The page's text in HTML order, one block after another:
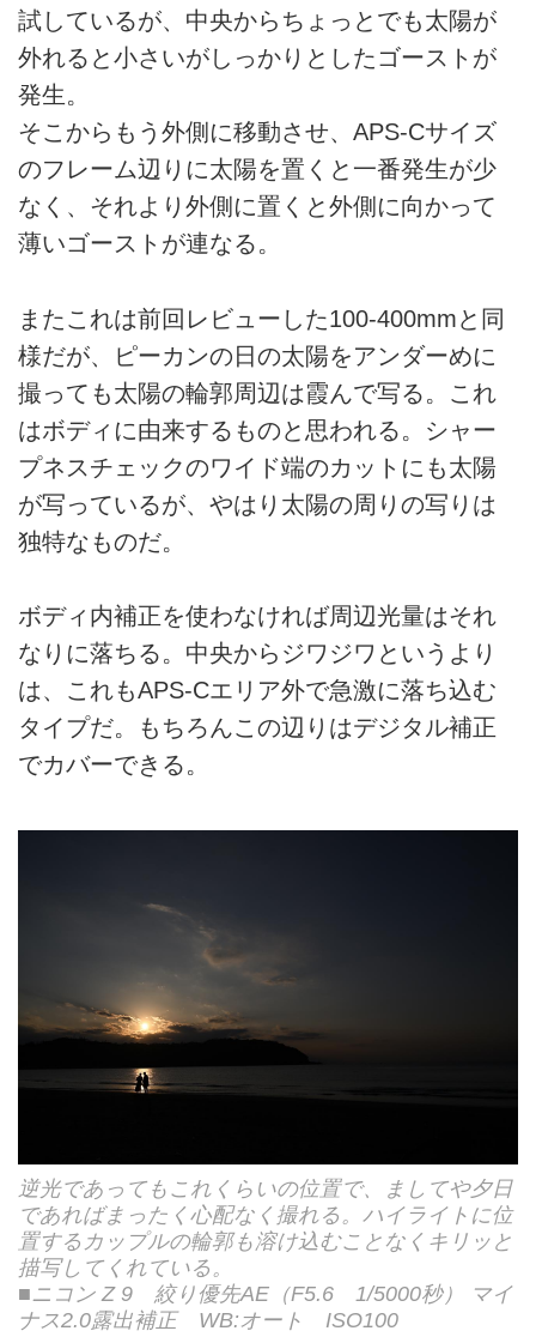
試しているが、中央からちょっとでも太陽が
外れると小さいがしっかりとしたゴーストが
発生。
そこからもう外側に移動させ、APS-Cサイズ
のフレーム辺りに太陽を置くと一番発生が少
なく、それより外側に置くと外側に向かって
薄いゴーストが連なる。
またこれは前回レビューした100-400mmと同
様だが、ピーカンの日の太陽をアンダーめに
撮っても太陽の輪郭周辺は霞んで写る。これ
はボディに由来するものと思われる。シャー
プネスチェックのワイド端のカットにも太陽
が写っているが、やはり太陽の周りの写りは
独特なものだ。
ボディ内補正を使わなければ周辺光量はそれ
なりに落ちる。中央からジワジワというより
は、これもAPS-Cエリア外で急激に落ち込む
タイプだ。もちろんこの辺りはデジタル補正
でカバーできる。
逆光であってもこれくらいの位置で、ましてや夕日
であればまったく心配なく撮れる。ハイライトに位
置するカップルの輪郭も溶け込むことなくキリッと
描写してくれている。
■ニコン Z 9 絞り優先AE（F5.6 1/5000秒） マイ
ナス2.0露出補正 WB:オート ISO100